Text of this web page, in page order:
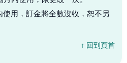
用，訂金將全數沒收，恕不另
↑ 回到頁首